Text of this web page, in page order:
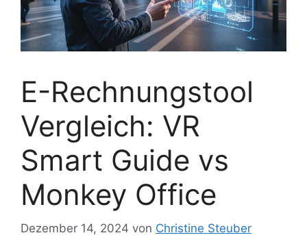
E-Rechnungstool
Vergleich: VR
Smart Guide vs
Monkey Office
Dezember 14, 2024 von Christine Steuber